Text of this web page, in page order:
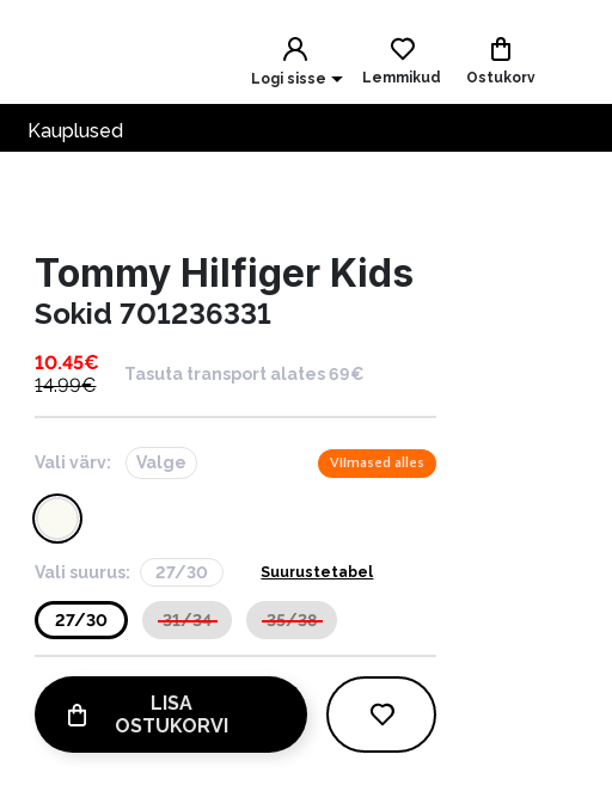
Logi sisse Lemmikud Ostukorv
Kauplused
Tommy Hilfiger Kids
Sokid 701236331
10.45€
14.99€
Tasuta transport alates 69€
Vali värv: Valge Viimased alles
Vali suurus: 27/30 Suurustetabel
27/30 31/34 35/38
LISA
OSTUKORVI